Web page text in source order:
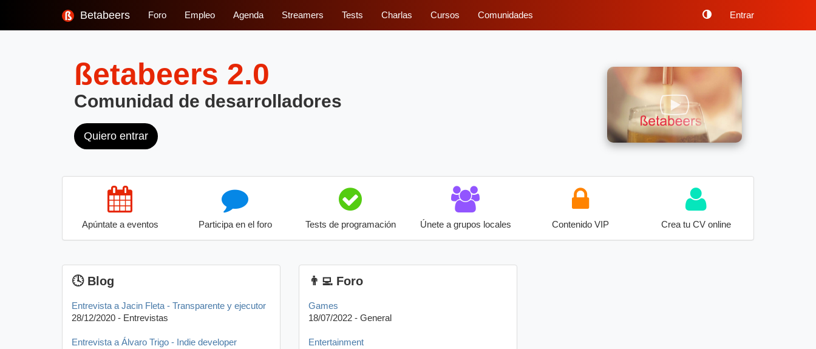
Betabeers Foro Empleo Agenda Streamers Tests Charlas Cursos Comunidades Entrar
ßetabeers 2.0
Comunidad de desarrolladores
Quiero entrar
Apúntate a eventos Participa en el foro Tests de programación Únete a grupos locales Contenido VIP Crea tu CV online
🕓 Blog
Entrevista a Jacin Fleta - Transparente y ejecutor
28/12/2020 - Entrevistas
Entrevista a Álvaro Trigo - Indie developer
👨‍💻 Foro
Games
18/07/2022 - General
Entertainment